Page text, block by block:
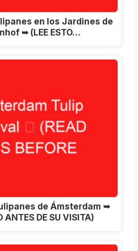
en los Jardines de
➥ (LEE ESTO…
de Ámsterdam ➥
ANTES DE SU VISITA)